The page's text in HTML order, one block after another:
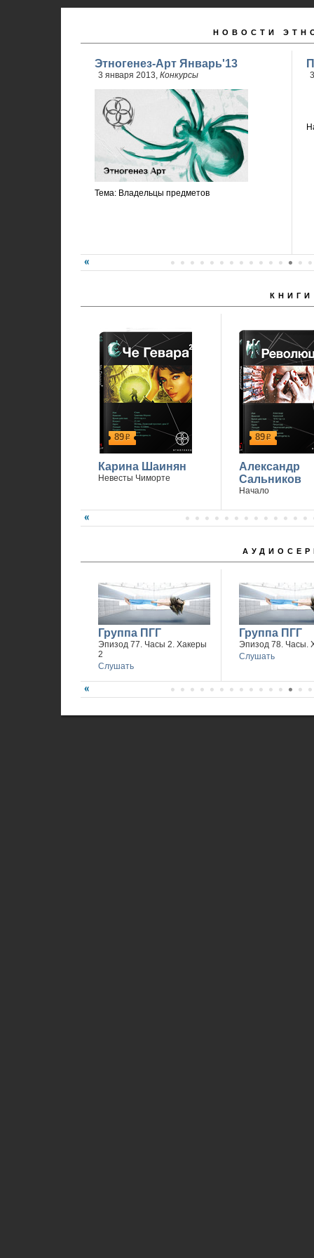
НОВОСТИ
Этногенез-Арт Январь'13
3 января 2013, Конкурсы
Тема: Владельцы предметов
КНИГИ
89р
Карина Шаинян
Невесты Чиморте
89р
Александр
Сальников
Начало
Группа ПГГ
Эпизод 77. Часы 2. Хакеры
2
Слушать
Группа ПГГ
Эпизод 78. Часы.
Слушать